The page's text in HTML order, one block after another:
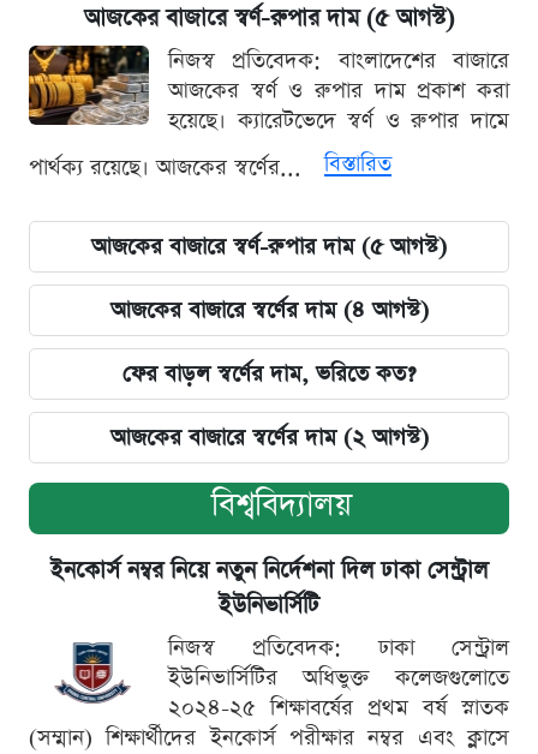
আজকের বাজারে স্বর্ণ-রুপার দাম (৫ আগস্ট)
নিজস্ব প্রতিবেদক: বাংলাদেশের বাজারে
আজকের স্বর্ণ ও রুপার দাম প্রকাশ করা
হয়েছে। ক্যারেটভেদে স্বর্ণ ও রুপার দামে
পার্থক্য রয়েছে। আজকের স্বর্ণের...
বিস্তারিত
আজকের বাজারে স্বর্ণ-রুপার দাম (৫ আগস্ট)
আজকের বাজারে স্বর্ণের দাম (৪ আগস্ট)
ফের বাড়ল স্বর্ণের দাম, ভরিতে কত?
আজকের বাজারে স্বর্ণের দাম (২ আগস্ট)
বিশ্ববিদ্যালয়
ইনকোর্স নম্বর নিয়ে নতুন নির্দেশনা দিল ঢাকা সেন্ট্রাল
ইউনিভার্সিটি
নিজস্ব প্রতিবেদক: ঢাকা সেন্ট্রাল
ইউনিভার্সিটির অধিভুক্ত কলেজগুলোতে
২০২৪-২৫ শিক্ষাবর্ষের প্রথম বর্ষ স্নাতক
(সম্মান) শিক্ষার্থীদের ইনকোর্স পরীক্ষার নম্বর এবং ক্লাসে